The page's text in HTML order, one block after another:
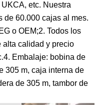
etc. Nuestra
de 60.000 cajas al mes.
o OEM;2. Todos los
alta calidad y precio
Embalaje: bobina de
305 m, caja interna de
de 305 m, tambor de